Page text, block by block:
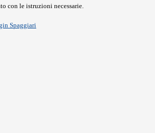
con le istruzioni necessarie.
Spaggiari